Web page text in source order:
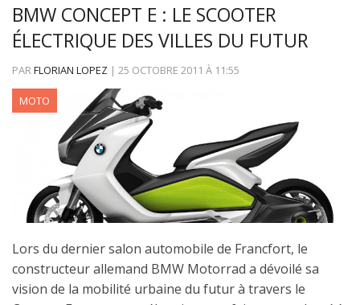
BMW CONCEPT E : LE SCOOTER
ÉLECTRIQUE DES VILLES DU FUTUR
PAR FLORIAN LOPEZ | 25 OCTOBRE 2011 À 11:55
MOTO
Lors du dernier salon automobile de Francfort, le
constructeur allemand BMW Motorrad a dévoilé sa
vision de la mobilité urbaine du futur à travers le